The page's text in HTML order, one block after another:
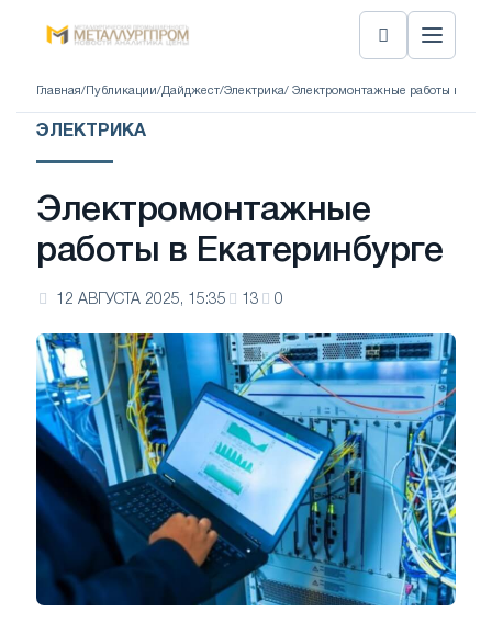
Главная/ Публикации/Дайджест/Электрика/ Электромонтажные работы в
ЭЛЕКТРИКА
Электромонтажные
работы в Екатеринбурге
12 АВГУСТА 2025, 15:35 13 0